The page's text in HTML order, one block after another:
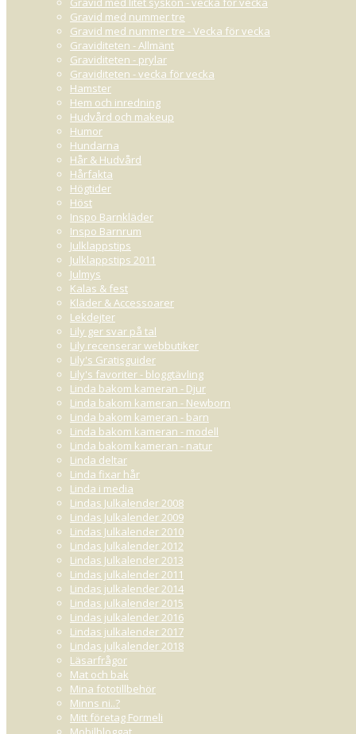
Gravid med nummer tre
Gravid med nummer tre - Vecka för vecka
Graviditeten - Allmänt
Graviditeten - prylar
Graviditeten - vecka för vecka
Hamster
Hem och inredning
Hudvård och makeup
Humor
Hundarna
Hår & Hudvård
Hårfakta
Högtider
Höst
Inspo Barnkläder
Inspo Barnrum
Julklappstips
Julklappstips 2011
Julmys
Kalas & fest
Kläder & Accessoarer
Lekdejter
Lily ger svar på tal
Lily recenserar webbutiker
Lily's Gratisguider
Lily's favoriter - bloggtävling
Linda bakom kameran - Djur
Linda bakom kameran - Newborn
Linda bakom kameran - barn
Linda bakom kameran - modell
Linda bakom kameran - natur
Linda deltar
Linda fixar hår
Linda i media
Lindas Julkalender 2008
Lindas Julkalender 2009
Lindas Julkalender 2010
Lindas Julkalender 2012
Lindas Julkalender 2013
Lindas julkalender 2011
Lindas julkalender 2014
Lindas julkalender 2015
Lindas julkalender 2016
Lindas julkalender 2017
Lindas julkalender 2018
Läsarfrågor
Mat och bak
Mina fototillbehör
Minns ni..?
Mitt företag Formeli